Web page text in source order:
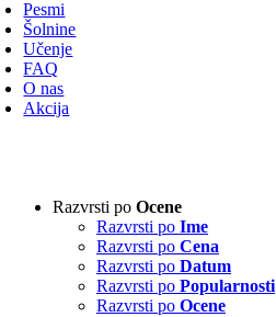
Pesmi
Šolnine
Učenje
FAQ
O nas
Akcija
3-vrstna harmonika
4-vrstna harmonika(0)
Klavirska harmonika(2)
Razvrsti po Ocene
Razvrsti po Ime
Razvrsti po Cena
Razvrsti po Datum
Razvrsti po Popularnosti
Razvrsti po Ocene